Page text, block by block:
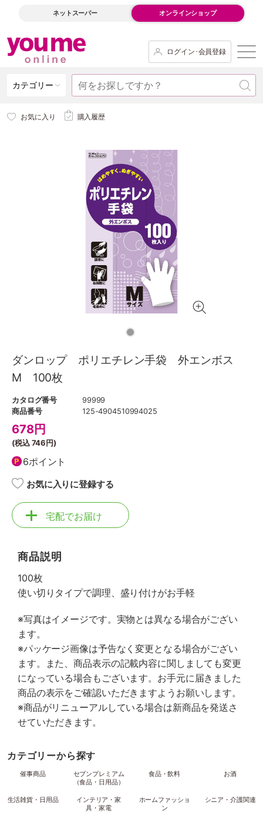
ネットスーパー オンラインショップ
ログイン･会員登録
カテゴリー
お気に入り 購入履歴
ダンロップ ポリエチレン手袋 外エンボス
M 100枚
カタログ番号
99999
商品番号
125-4904510994025
678円
(税込746円)
6ポイント
お気に入りに登録する
宅配でお届け
商品説明
100枚
使い切りタイプで調理、盛り付けがお手軽
※写真はイメージです。実物とは異なる場合がござい
ます。
※パッケージ画像は予告なく変更となる場合がござい
ます。また、商品表示の記載内容に関しましても変更
になっている場合もございます。お手元に届きました
商品の表示をご確認いただきますようお願いします。
※商品がリニューアルしている場合は新商品を発送さ
せていただきます。
カテゴリーから探す
催事商品
セブンプレミアム
（食品・日用品）
食品・飲料 お酒
生活雑貨・日用品
インテリア・家
具・家電
ホームファッショ
ン
シニア・介護関連